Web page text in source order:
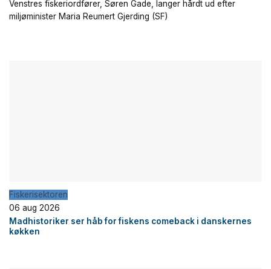
Venstres fiskeriordfører, Søren Gade, langer hårdt ud efter
miljøminister Maria Reumert Gjerding (SF)
Fiskerisektoren
06 aug 2026
Madhistoriker ser håb for fiskens comeback i danskernes
køkken